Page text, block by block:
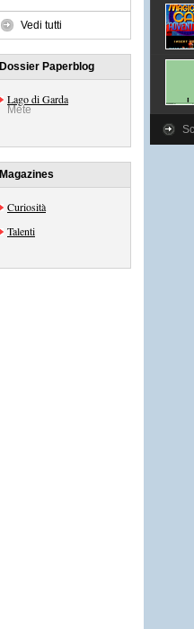
Vedi tutti
Dossier Paperblog
Lago di Garda
Mete
Magazines
Curiosità
Talenti